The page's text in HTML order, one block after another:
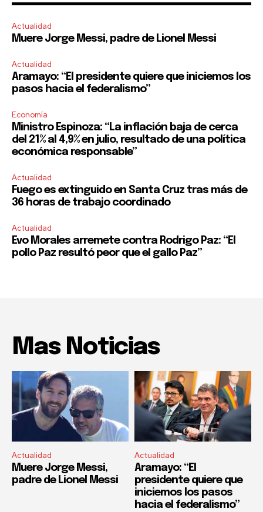
Actualidad
Muere Jorge Messi, padre de Lionel Messi
Actualidad
Aramayo: “El presidente quiere que iniciemos los
pasos hacia el federalismo”
Economía
Ministro Espinoza: “La inflación baja de cerca
del 21% al 4,9% en julio, resultado de una política
económica responsable”
Actualidad
Fuego es extinguido en Santa Cruz tras más de
36 horas de trabajo coordinado
Actualidad
Evo Morales arremete contra Rodrigo Paz: “El
pollo Paz resultó peor que el gallo Paz”
Mas Noticias
Actualidad
Muere Jorge Messi,
padre de Lionel Messi
Actualidad
Aramayo: “El
presidente quiere que
iniciemos los pasos
hacia el federalismo”